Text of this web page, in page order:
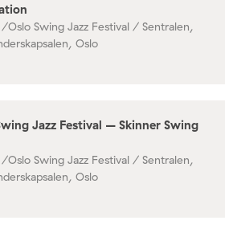
/Oslo Swing Jazz Festival / Sentralen,
Oslo
Jazz Festival – Skinner Swing
/Oslo Swing Jazz Festival / Sentralen,
Oslo